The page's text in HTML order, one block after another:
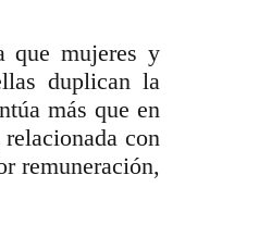
que mujeres y
duplican la
más que en
con
remuneración,